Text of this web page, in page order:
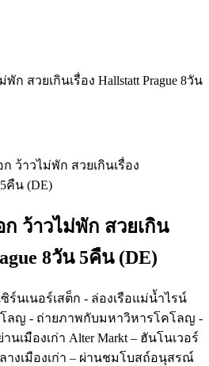
สวยเกินเรื่อง Hallstatt Prague 8วัน
ว้าวไม่พัก สวยเกิน
8วัน 5คืน (DE)
ร์นเนอร์เสต็ก - ล่องเรือแม่น้ำไรน์
ลญ - ถ่ายภาพกับมหาวิหารโคโลญ -
นเมืองเก่า Alter Markt – ฮันโนเวอร์
างเมืองเก่า – ผ่านชมโบสถ์อนุสรณ์